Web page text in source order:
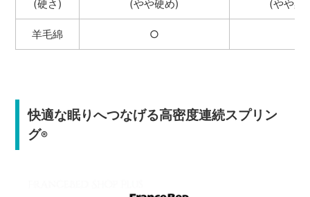
(硬さ)
(やや硬め)
(やや柔
羊毛綿 ○
快適な眠りへつなげる高密度連続スプリン
グ®